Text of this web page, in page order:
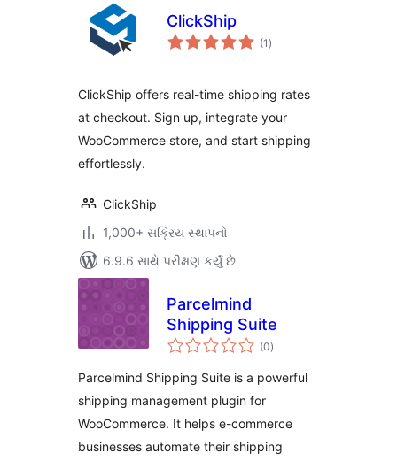
ClickShip
(1 કુલ
રેટિંગ્સ
)
ClickShip offers real-time shipping rates
at checkout. Sign up, integrate your
WooCommerce store, and start shipping
effortlessly.
ClickShip
1,000+ સક્રિય સ્થાપનો
6.9.6 સાથે પરીક્ષણ કર્યું છે
Parcelmind
Shipping Suite
(0કુલ
રેટિંગ્સ
)
Parcelmind Shipping Suite is a powerful
shipping management plugin for
WooCommerce. It helps e-commerce
businesses automate their shipping